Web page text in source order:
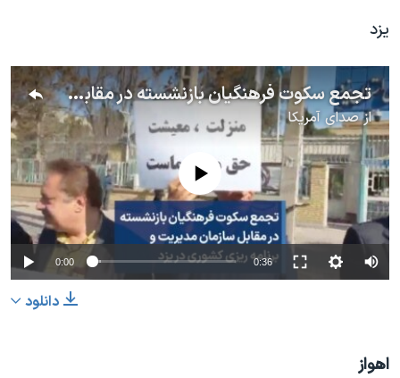
یزد
تجمع سکوت فرهنگیان بازنشسته در مقابل سازمان مدیریت و برنامه ریزی کشوری در یزد
ازصدای آمریکا
No media source currently available
0:00 0:36
دانلود
اهواز